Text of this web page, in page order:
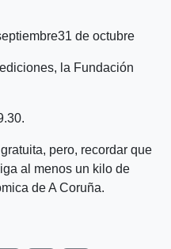
de octubre
la Fundación
pero, recordar que
al menos un kilo de
de A Coruña.